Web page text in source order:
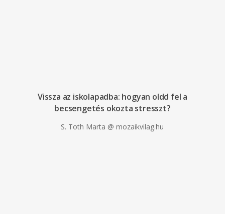
Vissza az iskolapadba: hogyan oldd fel a
becsengetés okozta stresszt?
S. Toth Marta @ mozaikvilag.hu